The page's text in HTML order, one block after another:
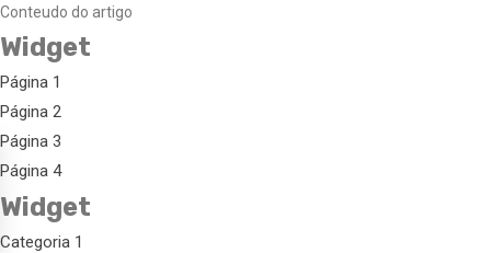
Conteudo do artigo
Widget
Página 1
Página 2
Página 3
Página 4
Widget
Categoria 1